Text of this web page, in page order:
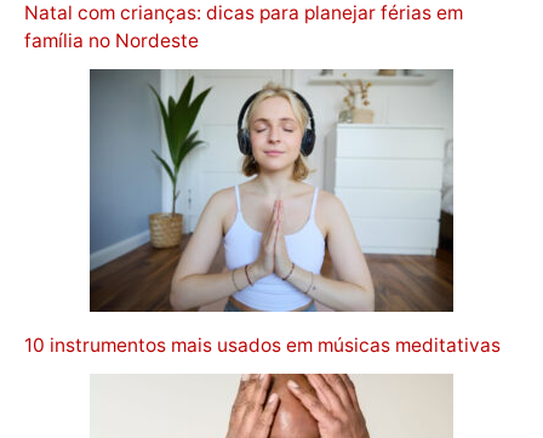
Natal com crianças: dicas para planejar férias em
família no Nordeste
10 instrumentos mais usados em músicas meditativas